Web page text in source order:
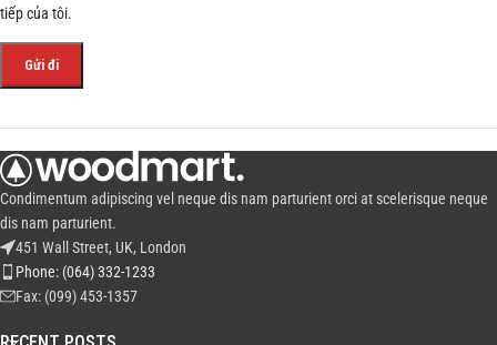
tiếp của tôi.
Condimentum adipiscing vel neque dis nam parturient orci at scelerisque neque
dis nam parturient.
451 Wall Street, UK, London
Phone: (064) 332-1233
Fax: (099) 453-1357